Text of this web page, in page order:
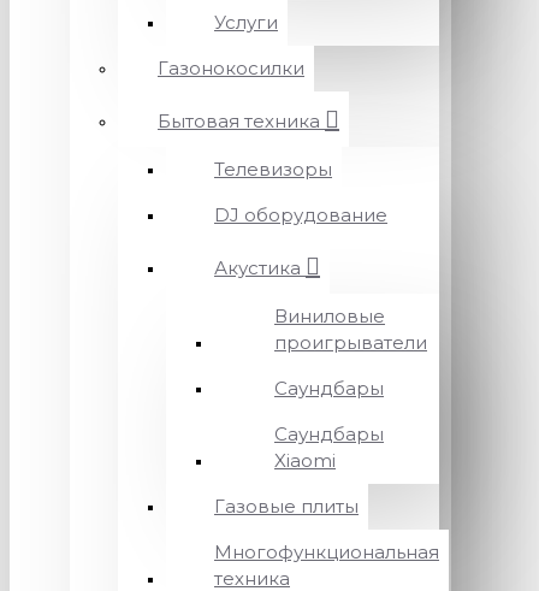
Услуги
Газонокосилки
Бытовая техника
Телевизоры
DJ оборудование
Акустика
Виниловые
проигрыватели
Саундбары
Саундбары
Xiaomi
Газовые плиты
Многофункциональная
техника